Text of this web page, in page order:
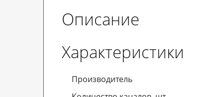
Описание
Характеристики
Производитель